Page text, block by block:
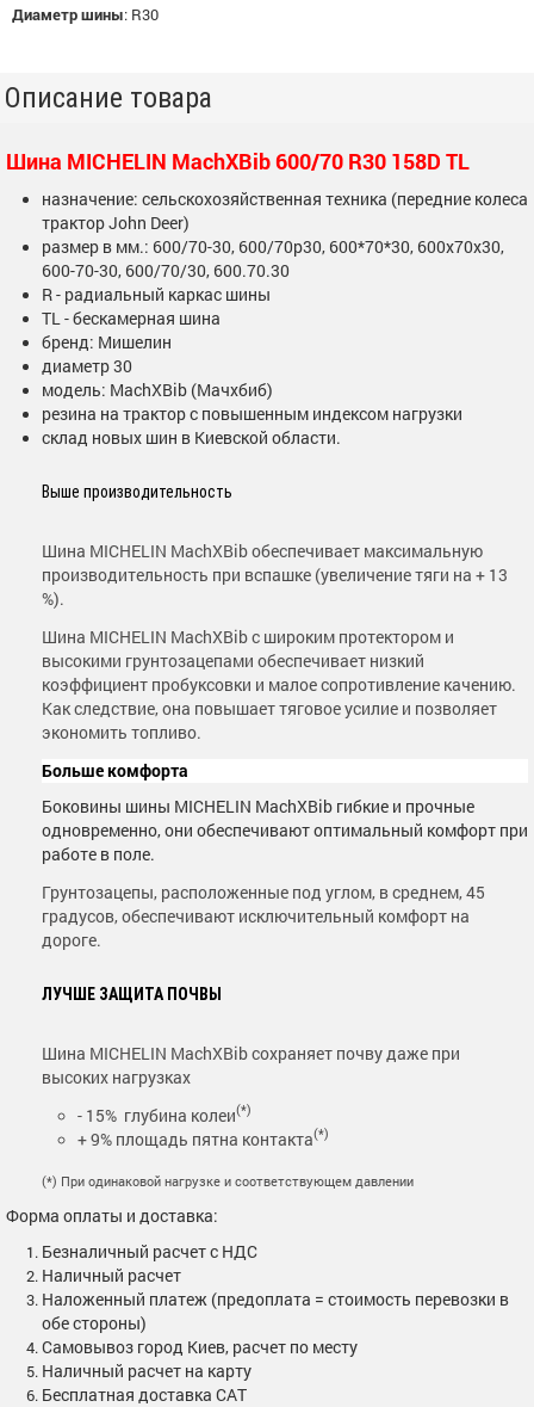
Диаметр шины: R30
Описание товара
Шина MICHELIN MachXBib 600/70 R30 158D TL
назначение: сельскохозяйственная техника (передние колеса
трактор John Deer)
размер в мм.: 600/70-30, 600/70р30, 600*70*30, 600х70х30,
600-70-30, 600/70/30, 600.70.30
R - радиальный каркас шины
TL - бескамерная шина
бренд: Мишелин
диаметр 30
модель: MachXBib (Мачхбиб)
резина на трактор с повышенным индексом нагрузки
склад новых шин в Киевской области.
Выше производительность
Шина MICHELIN MachXBib обеспечивает максимальную
производительность при вспашке (увеличение тяги на + 13
%).
Шина MICHELIN MachXBib с широким протектором и
высокими грунтозацепами обеспечивает низкий
коэффициент пробуксовки и малое сопротивление качению.
Как следствие, она повышает тяговое усилие и позволяет
экономить топливо.
Больше комфорта
Боковины шины MICHELIN MachXBib гибкие и прочные
одновременно, они обеспечивают оптимальный комфорт при
работе в поле.
Грунтозацепы, расположенные под углом, в среднем, 45
градусов, обеспечивают исключительный комфорт на
дороге.
ЛУЧШЕ ЗАЩИТА ПОЧВЫ
Шина MICHELIN MachXBib сохраняет почву даже при
высоких нагрузках
- 15% глубина колеи(*)
+ 9% площадь пятна контакта(*)
(*) При одинаковой нагрузке и соответствующем давлении
Форма оплаты и доставка:
Безналичный расчет с НДС
Наличный расчет
Наложенный платеж (предоплата = стоимость перевозки в
обе стороны)
Самовывоз город Киев, расчет по месту
Наличный расчет на карту
Бесплатная доставка САТ